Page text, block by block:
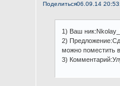
Поделиться06.09.14
1) Ваш
2)
можно поместить
3)